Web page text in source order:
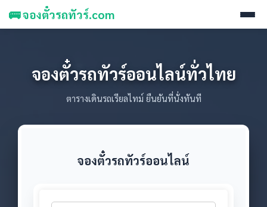
🚌 จองตั๋วรถทัวร์.com
จองตั๋วรถทัวร์ออนไลน์ทั่วไทย
ตารางเดินรถเรียลไทม์ ยืนยันที่นั่งทันที
จองตั๋วรถทัวร์ออนไลน์